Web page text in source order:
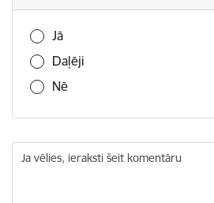
Vai šī informācija bija noderīga?
Jā
Daļēji
Nē
Ja vēlies, ieraksti šeit komentāru